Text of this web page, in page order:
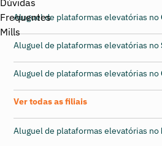
Aluguel de plataformas elevatórias no
Aluguel de plataformas elevatórias no
Aluguel de plataformas elevatórias no
Ver todas as filiais
Aluguel de plataformas elevatórias no